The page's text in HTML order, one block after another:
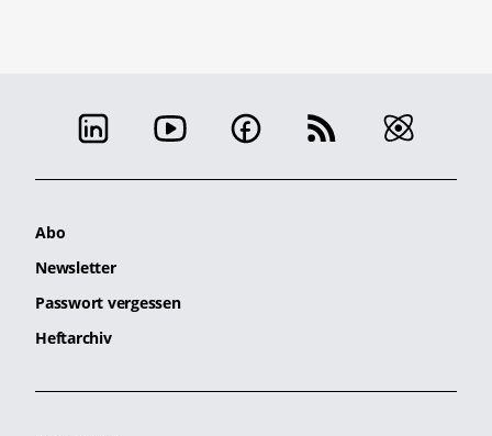
Abo
Newsletter
Passwort vergessen
Heftarchiv